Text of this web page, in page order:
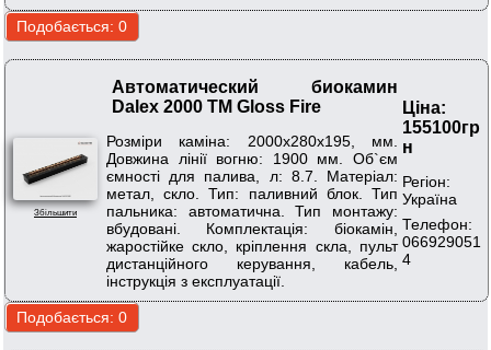
Збільшити
Автоматический биокамин
Dalex 2000 ТМ Gloss Fire
Розміри каміна: 2000х280х195, мм.
Довжина лінії вогню: 1900 мм. Об`єм
ємності для палива, л: 8.7. Матеріал:
метал, скло. Тип: паливний блок. Тип
пальника: автоматична. Тип монтажу:
вбудовані. Комплектація: біокамін,
жаростійке скло, кріплення скла, пульт
дистанційного керування, кабель,
інструкція з експлуатації.
Ціна:
155100гр
н
Регіон:
Україна
Телефон:
066929051
4